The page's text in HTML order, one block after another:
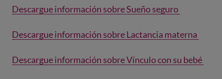
Descargue información sobre Sueño seguro
Descargue información sobre Lactancia materna
Descargue información sobre Vínculo con su bebé